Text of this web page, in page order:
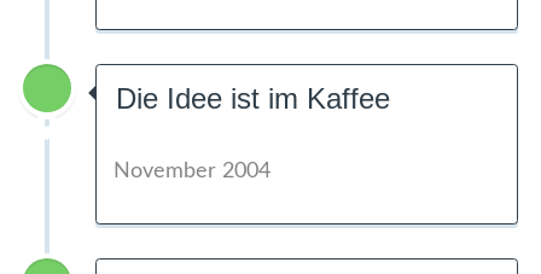
Die Idee ist im Kaffee
November 2004